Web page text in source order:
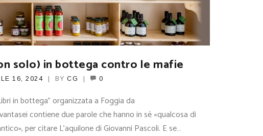
solo) in bottega contro le mafie
16, 2024 BY CG 0
in bottega” organizzata a Foggia da
contiene due parole che hanno in sé «qualcosa di
per citare L’aquilone di Giovanni Pascoli. E se…